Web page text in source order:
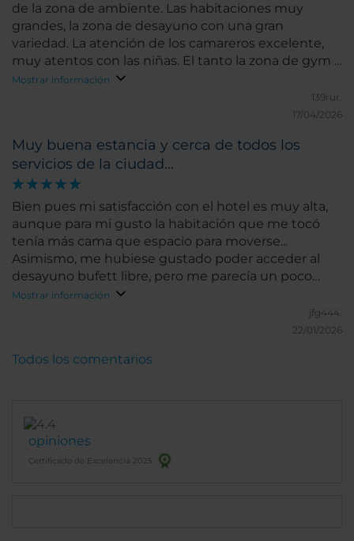
de la zona de ambiente. Las habitaciones muy
grandes, la zona de desayuno con una gran
variedad. La atención de los camareros excelente,
muy atentos con las niñas. El tanto la zona de gym y
jacuzzi está muy bien. La recepcionista muy atenta
con la niñas a la llegada, las ofreció que se acercaran
a un córner que contaban con agua y caramelos.
Volveré seguro.
Mostrar información
139rur.
17/04/2026
Muy buena estancia y cerca de todos los
servicios de la ciudad...
Bien pues mi satisfacción con el hotel es muy alta,
aunque para mi gusto la habitación que me tocó
tenía más cama que espacio para moverse...
Asimismo, me hubiese gustado poder acceder al
desayuno bufett libre, pero me parecía un poco
caro... Pese a esas pequeñas cosas, les doy un
Mostrar información
jfg444.
22/01/2026
opiniones
Certificado de Excelencia 2025
Todos los comentarios